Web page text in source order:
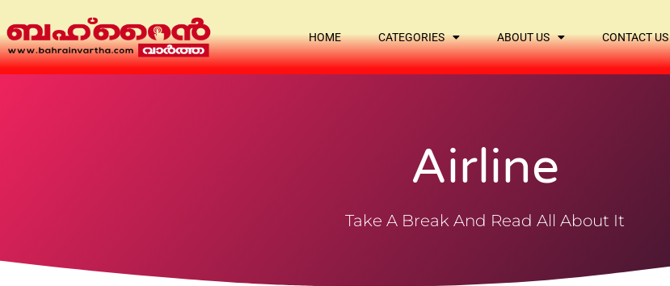
HOME CATEGORIES ABOUT US CONTACT US
Airline
Take A Break And Read All About It